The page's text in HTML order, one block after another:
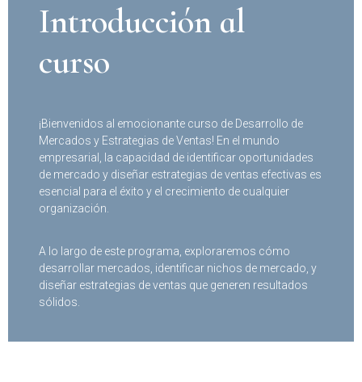
Introducción al
curso
¡Bienvenidos al emocionante curso de Desarrollo de
Mercados y Estrategias de Ventas! En el mundo
empresarial, la capacidad de identificar oportunidades
de mercado y diseñar estrategias de ventas efectivas es
esencial para el éxito y el crecimiento de cualquier
organización.
A lo largo de este programa, exploraremos cómo
desarrollar mercados, identificar nichos de mercado, y
diseñar estrategias de ventas que generen resultados
sólidos.